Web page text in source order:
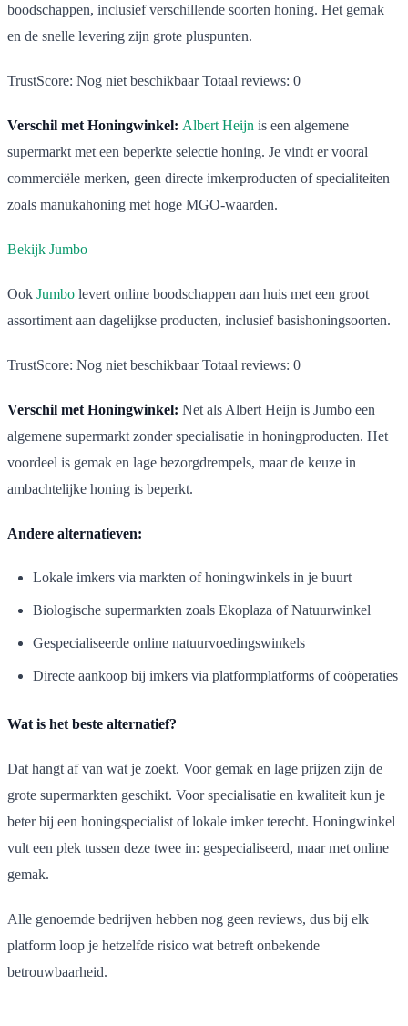
boodschappen, inclusief verschillende soorten honing. Het gemak
en de snelle levering zijn grote pluspunten.
TrustScore: Nog niet beschikbaar Totaal reviews: 0
Verschil met Honingwinkel: Albert Heijn is een algemene
supermarkt met een beperkte selectie honing. Je vindt er vooral
commerciële merken, geen directe imkerproducten of specialiteiten
zoals manukahoning met hoge MGO-waarden.
Bekijk Jumbo
Ook Jumbo levert online boodschappen aan huis met een groot
assortiment aan dagelijkse producten, inclusief basishoningsoorten.
TrustScore: Nog niet beschikbaar Totaal reviews: 0
Verschil met Honingwinkel: Net als Albert Heijn is Jumbo een
algemene supermarkt zonder specialisatie in honingproducten. Het
voordeel is gemak en lage bezorgdrempels, maar de keuze in
ambachtelijke honing is beperkt.
Andere alternatieven:
Lokale imkers via markten of honingwinkels in je buurt
Biologische supermarkten zoals Ekoplaza of Natuurwinkel
Gespecialiseerde online natuurvoedingswinkels
Directe aankoop bij imkers via platformplatforms of coöperaties
Wat is het beste alternatief?
Dat hangt af van wat je zoekt. Voor gemak en lage prijzen zijn de
grote supermarkten geschikt. Voor specialisatie en kwaliteit kun je
beter bij een honingspecialist of lokale imker terecht. Honingwinkel
vult een plek tussen deze twee in: gespecialiseerd, maar met online
gemak.
Alle genoemde bedrijven hebben nog geen reviews, dus bij elk
platform loop je hetzelfde risico wat betreft onbekende
betrouwbaarheid.